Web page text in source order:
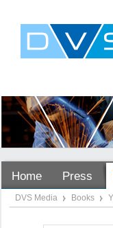
Home Press
DVS Media Books